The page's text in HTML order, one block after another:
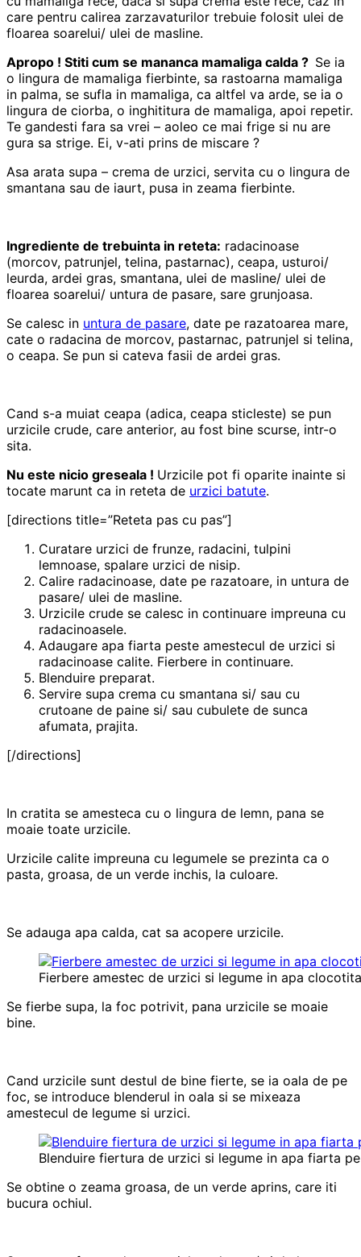
care pentru calirea zarzavaturilor trebuie folosit ulei de
floarea soarelui/ ulei de masline.
Apropo ! Stiti cum se mananca mamaliga calda ? Se ia
o lingura de mamaliga fierbinte, sa rastoarna mamaliga
in palma, se sufla in mamaliga, ca altfel va arde, se ia o
lingura de ciorba, o inghititura de mamaliga, apoi repetir.
Te gandesti fara sa vrei – aoleo ce mai frige si nu are
gura sa strige. Ei, v-ati prins de miscare ?
Asa arata supa – crema de urzici, servita cu o lingura de
smantana sau de iaurt, pusa in zeama fierbinte.
Ingrediente de trebuinta in reteta: radacinoase
(morcov, patrunjel, telina, pastarnac), ceapa, usturoi/
leurda, ardei gras, smantana, ulei de masline/ ulei de
floarea soarelui/ untura de pasare, sare grunjoasa.
Se calesc in untura de pasare, date pe razatoarea mare,
cate o radacina de morcov, pastarnac, patrunjel si telina,
o ceapa. Se pun si cateva fasii de ardei gras.
Cand s-a muiat ceapa (adica, ceapa sticleste) se pun
urzicile crude, care anterior, au fost bine scurse, intr-o
sita.
Nu este nicio greseala ! Urzicile pot fi oparite inainte si
tocate marunt ca in reteta de urzici batute.
[directions title=”Reteta pas cu pas”]
Curatare urzici de frunze, radacini, tulpini
lemnoase, spalare urzici de nisip.
Calire radacinoase, date pe razatoare, in untura de
pasare/ ulei de masline.
Urzicile crude se calesc in continuare impreuna cu
radacinoasele.
Adaugare apa fiarta peste amestecul de urzici si
radacinoase calite. Fierbere in continuare.
Blenduire preparat.
Servire supa crema cu smantana si/ sau cu
crutoane de paine si/ sau cubulete de sunca
afumata, prajita.
[/directions]
In cratita se amesteca cu o lingura de lemn, pana se
moaie toate urzicile.
Urzicile calite impreuna cu legumele se prezinta ca o
pasta, groasa, de un verde inchis, la culoare.
Se adauga apa calda, cat sa acopere urzicile.
Fierbere amestec de urzici si legume in apa
Se fierbe supa, la foc potrivit, pana urzicile se moaie
bine.
Cand urzicile sunt destul de bine fierte, se ia oala de pe
foc, se introduce blenderul in oala si se mixeaza
amestecul de legume si urzici.
Blenduire fiertura de urzici si legume in apa fiarta
Se obtine o zeama groasa, de un verde aprins, care iti
bucura ochiul.